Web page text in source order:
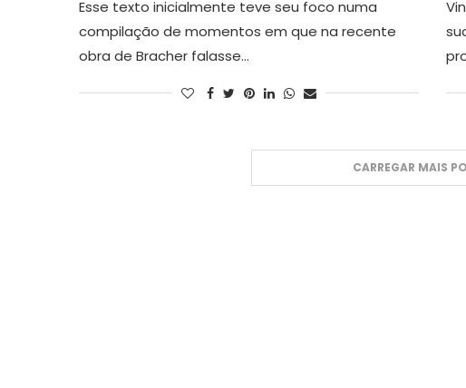
Esse texto inicialmente teve seu foco numa
compilação de momentos em que na recente
obra de Bracher falasse…
CARREGAR MAIS